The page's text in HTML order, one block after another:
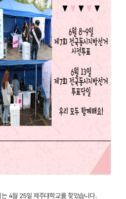
4월 25일 제주대학교를 찾았습니다.